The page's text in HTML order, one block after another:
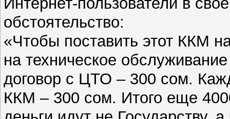
обстоятельство:
«Чтобы поставить этот ККМ
на техническое
договор с ЦТО – 300 сом.
ККМ – 300 сом. Итого еще